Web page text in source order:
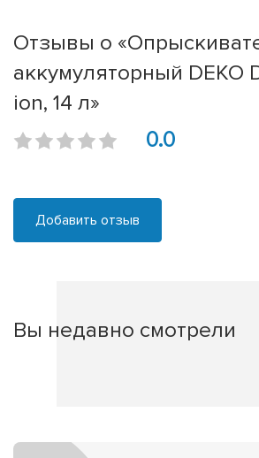
Отзывы о
аккумуляторный DEKO
ion, 14 л»
0.0
Добавить отзыв
Вы недавно смотрели